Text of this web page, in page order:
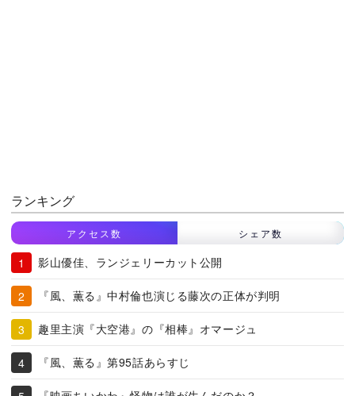
ランキング
アクセス数 シェア数
影山優佳、ランジェリーカット公開
『風、薫る』中村倫也演じる藤次の正体が判明
趣里主演『大空港』の『相棒』オマージュ
『風、薫る』第95話あらすじ